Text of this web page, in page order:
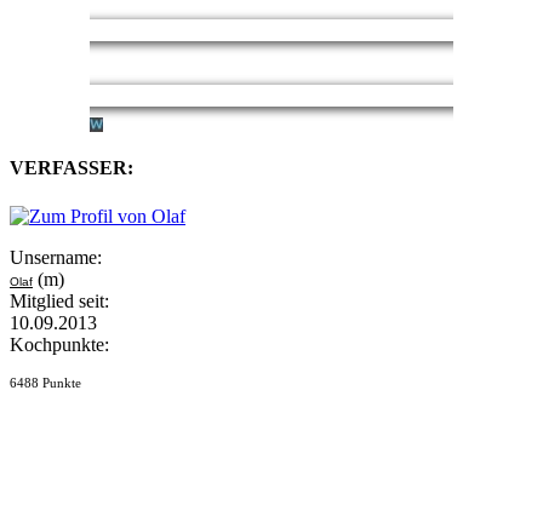
VERFASSER:
Unsername:
Olaf (m)
Mitglied seit:
10.09.2013
Kochpunkte:
6488 Punkte